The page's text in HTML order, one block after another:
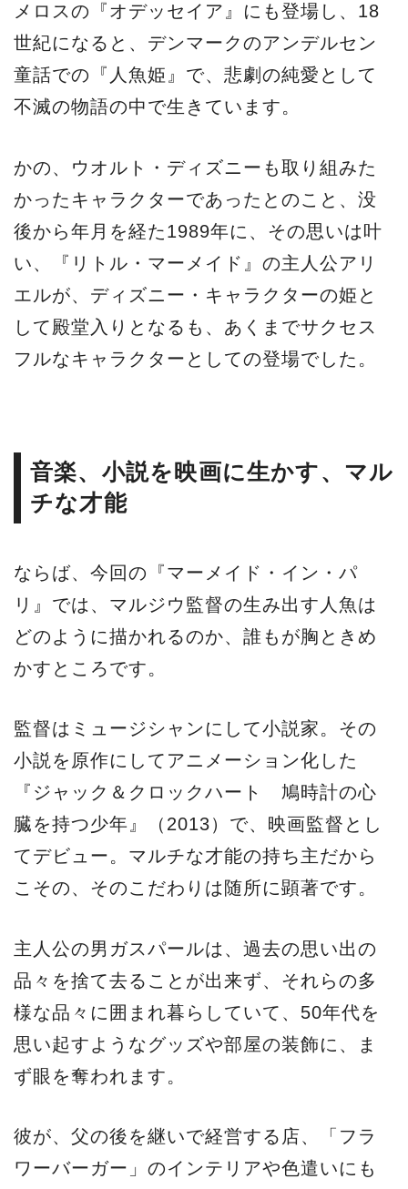
メロスの『オデッセイア』にも登場し、18
世紀になると、デンマークのアンデルセン
童話での『人魚姫』で、悲劇の純愛として
不滅の物語の中で生きています。
かの、ウオルト・ディズニーも取り組みた
かったキャラクターであったとのこと、没
後から年月を経た1989年に、その思いは叶
い、『リトル・マーメイド』の主人公アリ
エルが、ディズニー・キャラクターの姫と
して殿堂入りとなるも、あくまでサクセス
フルなキャラクターとしての登場でした。
音楽、小説を映画に生かす、マル
チな才能
ならば、今回の『マーメイド・イン・パ
リ』では、マルジウ監督の生み出す人魚は
どのように描かれるのか、誰もが胸ときめ
かすところです。
監督はミュージシャンにして小説家。その
小説を原作にしてアニメーション化した
『ジャック＆クロックハート 鳩時計の心
臓を持つ少年』（2013）で、映画監督とし
てデビュー。マルチな才能の持ち主だから
こその、そのこだわりは随所に顕著です。
主人公の男ガスパールは、過去の思い出の
品々を捨て去ることが出来ず、それらの多
様な品々に囲まれ暮らしていて、50年代を
思い起すようなグッズや部屋の装飾に、ま
ず眼を奪われます。
彼が、父の後を継いで経営する店、「フラ
ワーバーガー」のインテリアや色遣いにも